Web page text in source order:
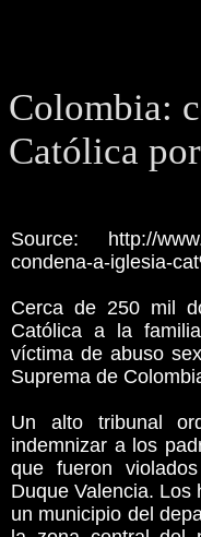
Colombia:
Católica
Source: http://
condena-a-iglesia-
Cerca de 250 mil
Católica a la
víctima de abuso
Suprema de
Un alto tribunal
indemnizar a los
que fueron
Duque Valencia. Los
un municipio del